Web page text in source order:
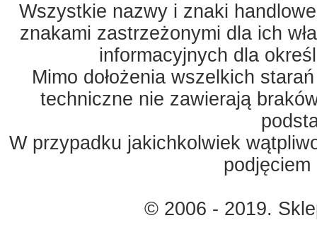
Wszystkie nazwy i znaki
znakami zastrzeżonymi dla ich
informacyjnych dla
Mimo dołożenia wszelkich
techniczne nie zawierają
W przypadku jakichkolwiek
© 2006 - 2019.